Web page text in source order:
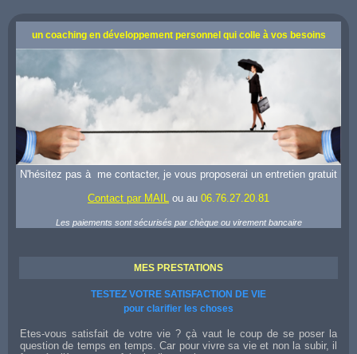
un coaching en développement personnel qui colle à vos besoins
N'hésitez pas à me contacter, je vous proposerai un entretien gratuit
Contact par MAIL ou au 06.76.27.20.81
Les paiements sont sécurisés par chèque ou virement bancaire
MES PRESTATIONS
TESTEZ VOTRE SATISFACTION DE VIE
pour clarifier les choses
Etes-vous satisfait de votre vie ? çà vaut le coup de se poser la
question de temps en temps. Car pour vivre sa vie et non la subir, il